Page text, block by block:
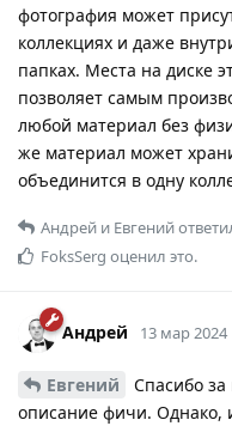
фотография может
коллекциях и даже
папках. Места на диске
позволяет самым
любой материал без
же материал может
объединится в одну
Андрей и Евгений
FoksSerg оценил это.
Андрей 13 мар 2024
Евгений
Спасибо
описание фичи. Однако,